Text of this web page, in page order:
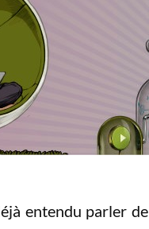
entendu parler de